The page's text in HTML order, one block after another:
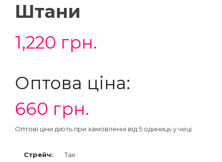
Штани
1,220 грн.
Оптова ціна:
660 грн.
Оптові ціни діють при замовленні від 5 одиниць у чеці
Стрейч:
Так